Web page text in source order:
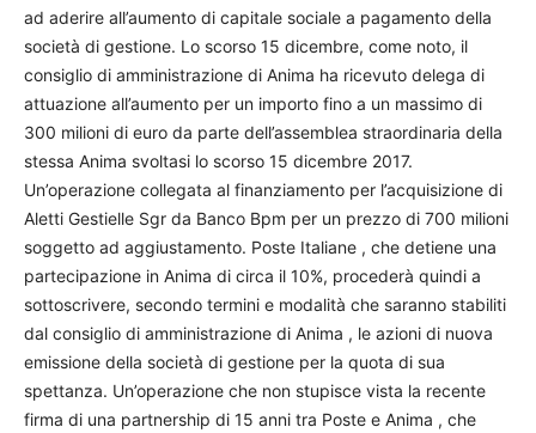
ad aderire all’aumento di capitale sociale a pagamento della
società di gestione. Lo scorso 15 dicembre, come noto, il
consiglio di amministrazione di Anima ha ricevuto delega di
attuazione all’aumento per un importo fino a un massimo di
300 milioni di euro da parte dell’assemblea straordinaria della
stessa Anima svoltasi lo scorso 15 dicembre 2017.
Un’operazione collegata al finanziamento per l’acquisizione di
Aletti Gestielle Sgr da Banco Bpm per un prezzo di 700 milioni
soggetto ad aggiustamento. Poste Italiane , che detiene una
partecipazione in Anima di circa il 10%, procederà quindi a
sottoscrivere, secondo termini e modalità che saranno stabiliti
dal consiglio di amministrazione di Anima , le azioni di nuova
emissione della società di gestione per la quota di sua
spettanza. Un’operazione che non stupisce vista la recente
firma di una partnership di 15 anni tra Poste e Anima , che